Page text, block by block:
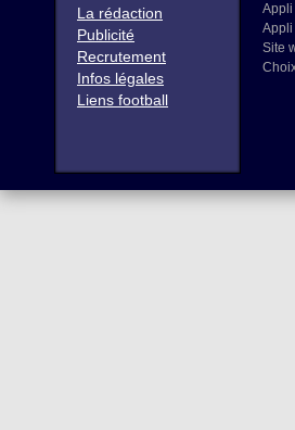
La rédaction
Publicité
Recrutement
Infos légales
Liens football
Appli
Appli
Site